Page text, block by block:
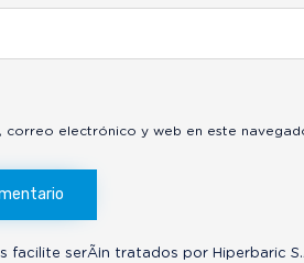
correo electrónico y web en este
facilite serÃ¡n tratados por Hiperbaric